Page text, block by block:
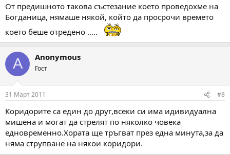
От предишното такова състезание което проведохме на
Богданица, нямаше някой, който да просрочи времето
което беше отредено .....
A Anonymous
Гост
31 Март 2011 #8
Коридорите са един до друг,всеки си има идивидуална
мишена и могат да стрелят по няколко човека
едновременно.Хората ще тръгват през една минута,за да
няма струпване на някои коридори.